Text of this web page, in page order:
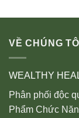
VỀ CHÚNG TÔI
WEALTHY
Phân phối độc
Phẩm Chức